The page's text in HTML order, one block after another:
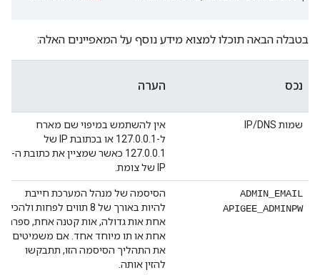
בטבלה הבאה תוכלו למצוא מידע נוסף על המאפיינים האלה:
נכס הערה
שמות IP/DNS
אין להשתמש במיפוי שם מארח
ל-127.0.0.1 או בכתובת IP של
127.0.0.1 כאשר שמציין את כתובת ה-
IP של צומת.
ADMIN_EMAIL
APIGEE_ADMINPW
הסיסמה של מנהל המערכת חייבת
להיות באורך של 8 תווים לפחות ולהכיל
אחת אות גדולה, אות קטנה אחת, ספרה
אחת או תו מיוחד אחד. אם משמיטים
את התהליך הסיסמה הזו, תתבקשו
להזין אותה.